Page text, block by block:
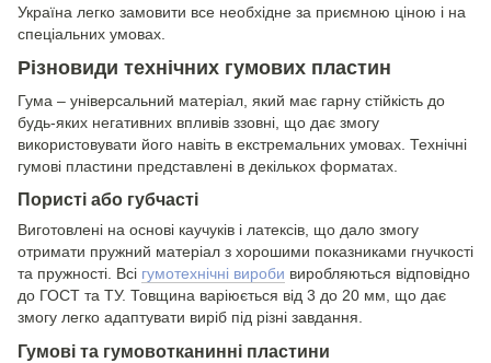
Україна легко замовити все необхідне за приємною ціною і на
спеціальних умовах.
Різновиди технічних гумових пластин
Гума – універсальний матеріал, який має гарну стійкість до
будь-яких негативних впливів ззовні, що дає змогу
використовувати його навіть в екстремальних умовах. Технічні
гумові пластини представлені в декількох форматах.
Пористі або губчасті
Виготовлені на основі каучуків і латексів, що дало змогу
отримати пружний матеріал з хорошими показниками гнучкості
та пружності. Всі гумотехнічні вироби виробляються відповідно
до ГОСТ та ТУ. Товщина варіюється від 3 до 20 мм, що дає
змогу легко адаптувати виріб під різні завдання.
Гумові та гумовотканинні пластини